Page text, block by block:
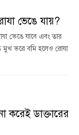
ভেঙে যায়?
ভেঙে যাবে এবং তার
মুখ ভরে বমি হলেও রোযা
করেই ডাক্তারের